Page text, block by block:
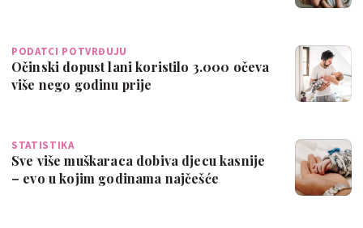
PODATCI POTVRĐUJU
Očinski dopust lani koristilo 3.000 očeva
više nego godinu prije
STATISTIKA
Sve više muškaraca dobiva djecu kasnije
– evo u kojim godinama najčešće